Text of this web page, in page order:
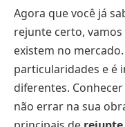
Agora que você já
rejunte certo,
existem no
particularidades e é
diferentes.
não errar na sua